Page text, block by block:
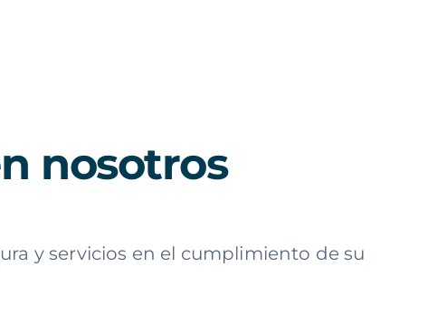
nosotros
y servicios en el cumplimiento de su